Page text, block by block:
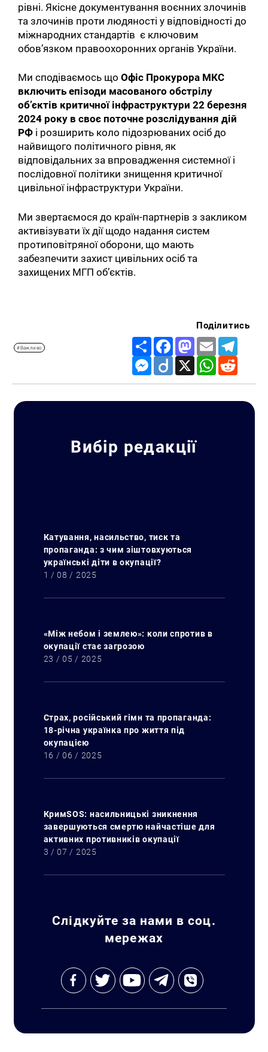
рівні. Якісне документування воєнних злочинів
та злочинів проти людяності у відповідності до
міжнародних стандартів є ключовим
обов’язком правоохоронних органів України.
Ми сподіваємось щоОфіс Прокурора МКС
включить епізоди масованого обстрілу
об’єктів критичної інфраструктури 22 березня
2024 року в своє поточне розслідування дій
РФ і розширить коло підозрюваних осіб до
найвищого політичного рівня, як
відповідальних за впровадження системної і
послідовної політики знищення критичної
цивільної інфраструктури України.
Ми звертаємося до країн-партнерів з закликом
активізувати їх дії щодо надання систем
протиповітряної оборони, що мають
забезпечити захист цивільних осіб та
захищених МГП об’єктів.
#Важливо
Поділитись
Share FacebookMastodon
Email
Messenger
Diigo X WhatsApp
Вибір редакції
Катування, насильство, тиск та
пропаганда: з чим зіштовхуються
українські діти в окупації?
1 / 08 / 2025
«Між небом і землею»: коли спротив в
окупації стає загрозою
23 / 05 / 2025
Страх, російський гімн та пропаганда:
18-річна українка про життя під
окупацією
16 / 06 / 2025
КримSOS: насильницькі зникнення
завершуються смертю найчастіше для
активних противників окупації
3 / 07 / 2025
Слідкуйте за нами в соц.
мережах